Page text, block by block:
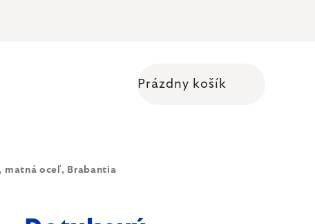
Prázdny košík
matná oceľ, Brabantia